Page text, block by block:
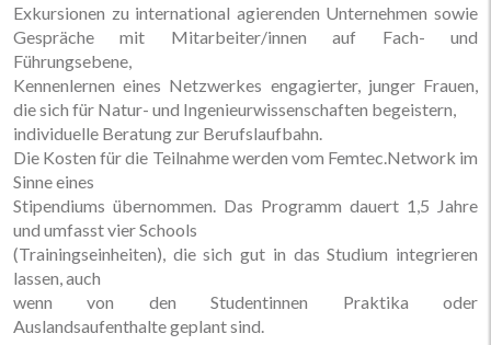
Exkursionen zu international agierenden Unternehmen sowie
Gespräche mit Mitarbeiter/innen auf Fach- und
Führungsebene,
Kennenlernen eines Netzwerkes engagierter, junger Frauen,
die sich für Natur- und Ingenieurwissenschaften begeistern,
individuelle Beratung zur Berufslaufbahn.
Die Kosten für die Teilnahme werden vom Femtec.Network im
Sinne eines
Stipendiums übernommen. Das Programm dauert 1,5 Jahre
und umfasst vier Schools
(Trainingseinheiten), die sich gut in das Studium integrieren
lassen, auch
wenn von den Studentinnen Praktika oder
Auslandsaufenthalte geplant sind.